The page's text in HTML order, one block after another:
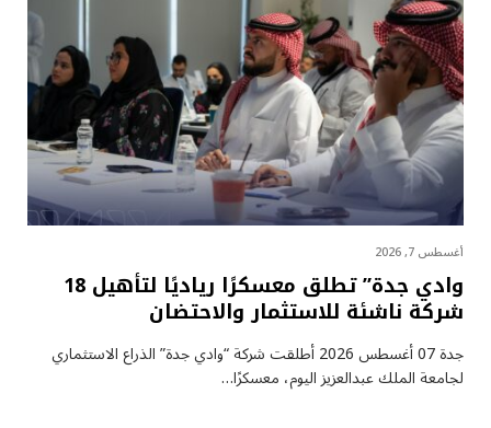
أغسطس 7, 2026
وادي جدة” تطلق معسكرًا رياديًا لتأهيل 18
شركة ناشئة للاستثمار والاحتضان
جدة 07 أغسطس 2026 أطلقت شركة “وادي جدة” الذراع الاستثماري
لجامعة الملك عبدالعزيز اليوم، معسكرًا…